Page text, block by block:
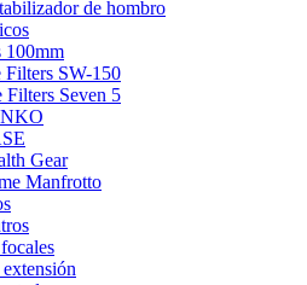
de hombro
100mm
Filters SW-150
Filters Seven 5
Gear
Manfrotto